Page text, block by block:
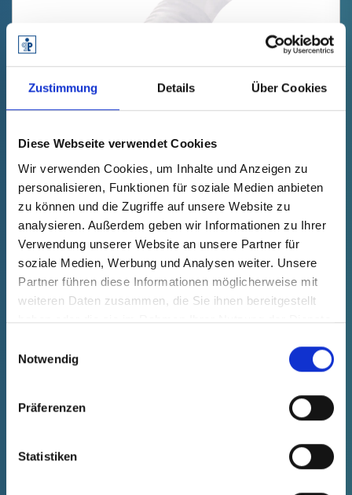
Zustimmung Details Über Cookies
Diese Webseite verwendet Cookies
Wir verwenden Cookies, um Inhalte und Anzeigen zu
personalisieren, Funktionen für soziale Medien anbieten
zu können und die Zugriffe auf unsere Website zu
analysieren. Außerdem geben wir Informationen zu Ihrer
Verwendung unserer Website an unsere Partner für
soziale Medien, Werbung und Analysen weiter. Unsere
Partner führen diese Informationen möglicherweise mit
weiteren Daten zusammen, die Sie ihnen bereitgestellt
haben oder die sie im Rahmen Ihrer Nutzung der Dienste
Notwendig
Präferenzen
Statistiken
GPN 607 / 1012 SI, přírodní
Technické údaje
blednout
Obj. č.
60710120000
Jednotková cena
zdarma
Výběr
Ukázka Koupit
Množství (kusy)